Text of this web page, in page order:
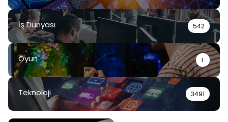
İş Dünyası 542
Oyun 1
Teknoloji 3491